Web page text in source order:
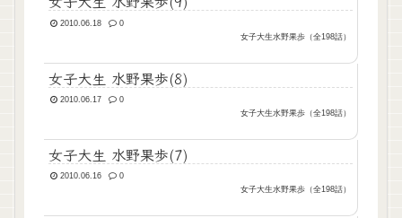
2010.06.18
0
女子大生水野果歩（全198話）
女子大生 水野果歩(8)
2010.06.17
0
女子大生水野果歩（全198話）
女子大生 水野果歩(7)
2010.06.16
0
女子大生水野果歩（全198話）